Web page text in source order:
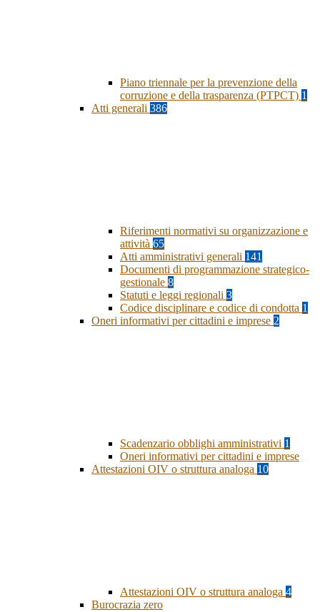
Piano triennale per la prevenzione della
corruzione e della trasparenza (PTPCT) 1
Atti generali 386
Riferimenti normativi su organizzazione e
attività 65
Atti amministrativi generali 141
Documenti di programmazione strategico-
gestionale 8
Statuti e leggi regionali 3
Codice disciplinare e codice di condotta 1
Oneri informativi per cittadini e imprese 2
Scadenzario obblighi amministrativi 1
Oneri informativi per cittadini e imprese
Attestazioni OIV o struttura analoga 10
Attestazioni OIV o struttura analoga 4
Burocrazia zero